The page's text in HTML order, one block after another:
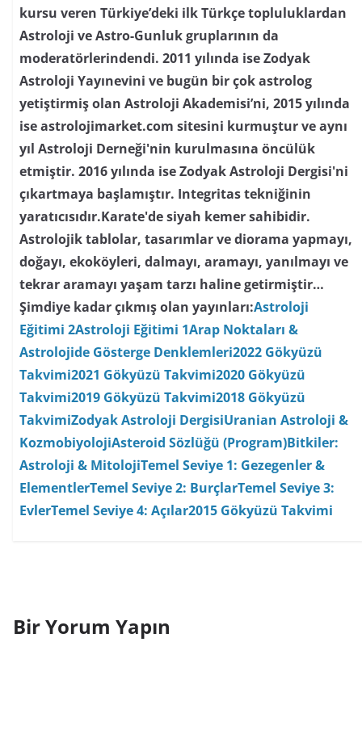
kursu veren Türkiye’deki ilk Türkçe topluluklardan
Astroloji ve Astro-Gunluk gruplarının da
moderatörlerindendi. 2011 yılında ise Zodyak
Astroloji Yayınevini ve bugün bir çok astrolog
yetiştirmiş olan Astroloji Akademisi’ni, 2015 yılında
ise astrolojimarket.com sitesini kurmuştur ve aynı
yıl Astroloji Derneği'nin kurulmasına öncülük
etmiştir. 2016 yılında ise Zodyak Astroloji Dergisi'ni
çıkartmaya başlamıştır. Integritas tekniğinin
yaratıcısıdır.Karate'de siyah kemer sahibidir.
Astrolojik tablolar, tasarımlar ve diorama yapmayı,
doğayı, ekoköyleri, dalmayı, aramayı, yanılmayı ve
tekrar aramayı yaşam tarzı haline getirmiştir…
Şimdiye kadar çıkmış olan yayınları:Astroloji
Eğitimi 2Astroloji Eğitimi 1Arap Noktaları &
Astrolojide Gösterge Denklemleri2022 Gökyüzü
Takvimi2021 Gökyüzü Takvimi2020 Gökyüzü
Takvimi2019 Gökyüzü Takvimi2018 Gökyüzü
TakvimiZodyak Astroloji DergisiUranian Astroloji &
KozmobiyolojiAsteroid Sözlüğü (Program)Bitkiler:
Astroloji & MitolojiTemel Seviye 1: Gezegenler &
ElementlerTemel Seviye 2: BurçlarTemel Seviye 3:
EvlerTemel Seviye 4: Açılar2015 Gökyüzü Takvimi
Bir Yorum Yapın